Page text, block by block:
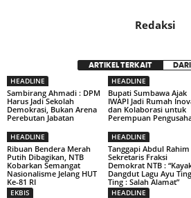
Redaksi
ARTIKEL TERKAIT
HEADLINE
Sambirang Ahmadi : DPM
Harus Jadi Sekolah
Demokrasi, Bukan Arena
Perebutan Jabatan
HEADLINE
Bupati Sumbawa Ajak
IWAPI Jadi Rumah
dan Kolaborasi untuk
Perempuan
HEADLINE
Ribuan Bendera Merah
Putih Dibagikan, NTB
Kobarkan Semangat
Nasionalisme Jelang HUT
Ke-81 RI
HEADLINE
Tanggapi Abdul Rahim
Sekretaris Fraksi
Demokrat NTB :
Dangdut Lagu Ayu Ting
Ting : Salah Alamat”
EKBIS HEADLINE